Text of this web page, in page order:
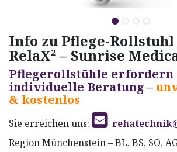
Info zu Pflege-
RelaX² – Sunrise
Pflegerollstühle erfordern
individuelle Beratung –
& kostenlos
Sie erreichen uns:
Region Münchenstein – BL, BS, SO,